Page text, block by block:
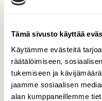
Tämä sivusto käyttää
Käytämme evästeitä
räätälöimiseen,
tukemiseen ja
jaamme sosiaalisen
alan kumppaneillemme